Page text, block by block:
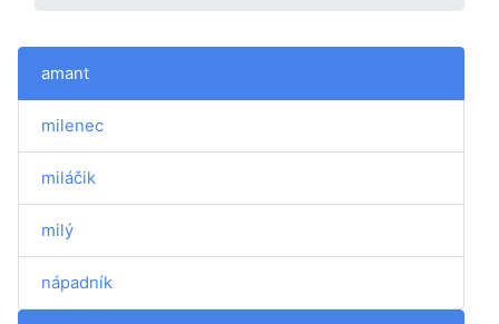
amant
milenec
miláčik
milý
nápadník